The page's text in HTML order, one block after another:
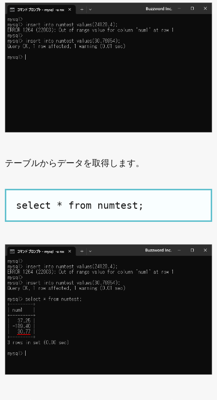
テーブルからデータを取得します。
select * from numtest;